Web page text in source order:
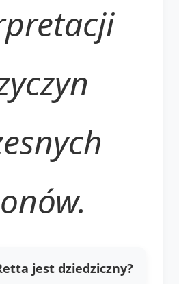
jest dziedziczny?